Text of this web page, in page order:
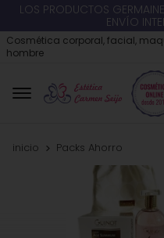
LOS PRODUCTOS
ENVÍO
Cosmética corporal, facial,
hombre
inicio Packs Ahorro